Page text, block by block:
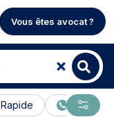
Vous êtes avocat ?
Rapide En ligne